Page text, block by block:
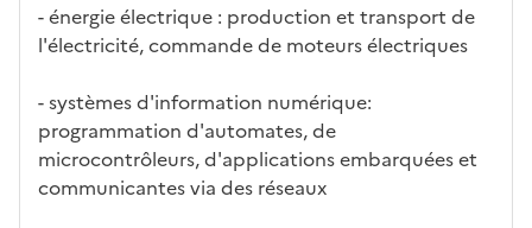
e
c
n
di
d
at
fo
rm
on
ent
- énergie électrique : production et transport de
l'électricité, commande de moteurs électriques
- systèmes d'information numérique:
programmation d'automates, de
microcontrôleurs, d'applications embarquées et
communicantes via des réseaux